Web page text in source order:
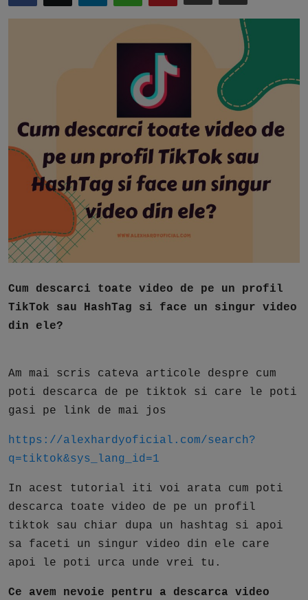
Ai Data Use Policy
Podcast
Cum descarci toate video de pe un profil
TikTok sau HashTag si face un singur video
din ele?
Am mai scris cateva articole despre cum
poti descarca de pe tiktok si care le poti
gasi pe link de mai jos
https://alexhardyoficial.com/search?
q=tiktok&sys_lang_id=1
In acest tutorial iti voi arata cum poti
descarca toate video de pe un profil
tiktok sau chiar dupa un hashtag si apoi
sa faceti un singur video din ele care
apoi le poti urca unde vrei tu.
Ce avem nevoie pentru a descarca video